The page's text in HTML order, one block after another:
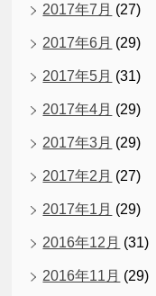
2017年7月 (27)
2017年6月 (29)
2017年5月 (31)
2017年4月 (29)
2017年3月 (29)
2017年2月 (27)
2017年1月 (29)
2016年12月 (31)
2016年11月 (29)